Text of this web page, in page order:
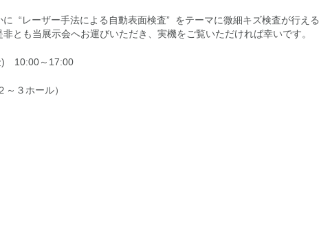
“レーザー手法による自動表面検査” をテーマに微細キズ検査が行える
とも当展示会へお運びいただき、実機をご覧いただければ幸いです。
) 10:00～17:00
３ホール）